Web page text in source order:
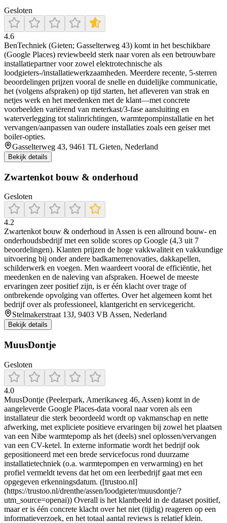
Gesloten
4.6
BenTechniek (Gieten; Gasselterweg 43) komt in het beschikbare
(Google Places) reviewbeeld sterk naar voren als een betrouwbare
installatiepartner voor zowel elektrotechnische als
loodgieters-/installatiewerkzaamheden. Meerdere recente, 5-sterren
beoordelingen prijzen vooral de snelle en duidelijke communicatie,
het (volgens afspraken) op tijd starten, het afleveren van strak en
netjes werk en het meedenken met de klant—met concrete
voorbeelden variërend van meterkast/3-fase aansluiting en
waterverlegging tot stalinrichtingen, warmtepompinstallatie en het
vervangen/aanpassen van oudere installaties zoals een geiser met
boiler-opties.
Gasselterweg 43, 9461 TL Gieten, Nederland
Bekijk details
Zwartenkot bouw & onderhoud
Gesloten
4.2
Zwartenkot bouw & onderhoud in Assen is een allround bouw- en
onderhoudsbedrijf met een solide scores op Google (4,3 uit 7
beoordelingen). Klanten prijzen de hoge vakkwaliteit en vakkundige
uitvoering bij onder andere badkamerrenovaties, dakkapellen,
schilderwerk en voegen. Men waardeert vooral de efficiëntie, het
meedenken en de naleving van afspraken. Hoewel de meeste
ervaringen zeer positief zijn, is er één klacht over trage of
ontbrekende opvolging van offertes. Over het algemeen komt het
bedrijf over als professioneel, klantgericht en servicegericht.
Stelmakerstraat 13J, 9403 VB Assen, Nederland
Bekijk details
MuusDontje
Gesloten
4.0
MuusDontje (Peelerpark, Amerikaweg 46, Assen) komt in de
aangeleverde Google Places-data vooral naar voren als een
installateur die sterk beoordeeld wordt op vakmanschap en nette
afwerking, met expliciete positieve ervaringen bij zowel het plaatsen
van een Nibe warmtepomp als het (deels) snel oplossen/vervangen
van een CV-ketel. In externe informatie wordt het bedrijf ook
gepositioneerd met een brede servicefocus rond duurzame
installatietechniek (o.a. warmtepompen en verwarming) en het
profiel vermeldt tevens dat het om een leerbedrijf gaat met een
opgegeven erkenningsdatum. ([trustoo.nl]
(https://trustoo.nl/drenthe/assen/loodgieter/muusdontje/?
utm_source=openai)) Overall is het klantbeeld in de dataset positief,
maar er is één concrete klacht over het niet (tijdig) reageren op een
informatieverzoek, en het totaal aantal reviews is relatief klein.